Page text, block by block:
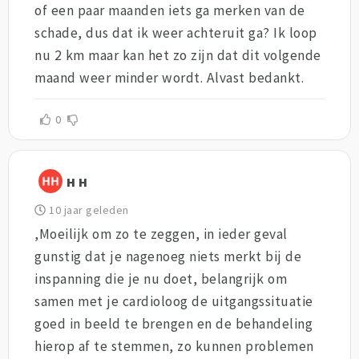
of een paar maanden iets ga merken van de
schade, dus dat ik weer achteruit ga? Ik loop
nu 2 km maar kan het zo zijn dat dit volgende
maand weer minder wordt. Alvast bedankt.
0
H H
10 jaar geleden
,Moeilijk om zo te zeggen, in ieder geval
gunstig dat je nagenoeg niets merkt bij de
inspanning die je nu doet, belangrijk om
samen met je cardioloog de uitgangssituatie
goed in beeld te brengen en de behandeling
hierop af te stemmen, zo kunnen problemen